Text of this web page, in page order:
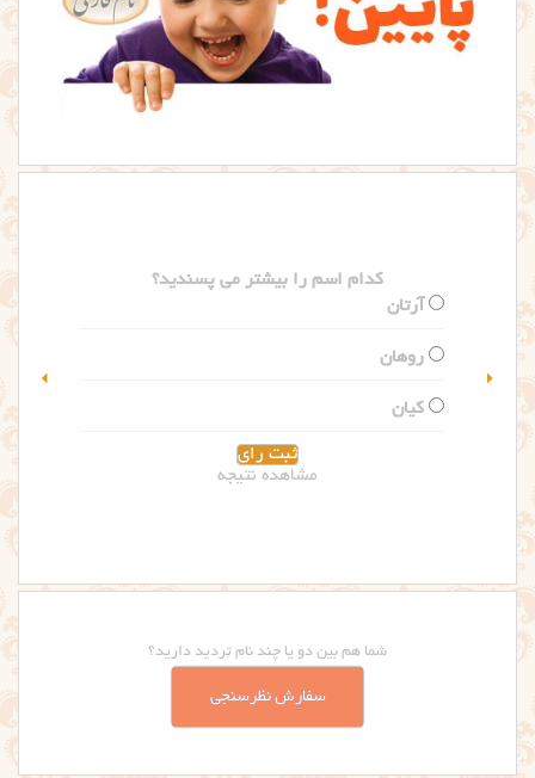
مشاهده نتیجه
شما هم بین دو یا چند نام تردید دارید؟
سفارش نظرسنجی